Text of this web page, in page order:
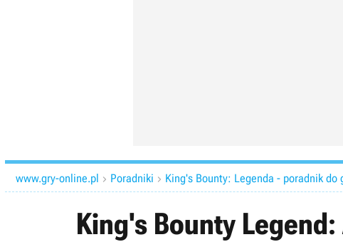
www.gry-online.pl  Poradniki  King's Bounty: Legenda - poradnik do
King's Bounty